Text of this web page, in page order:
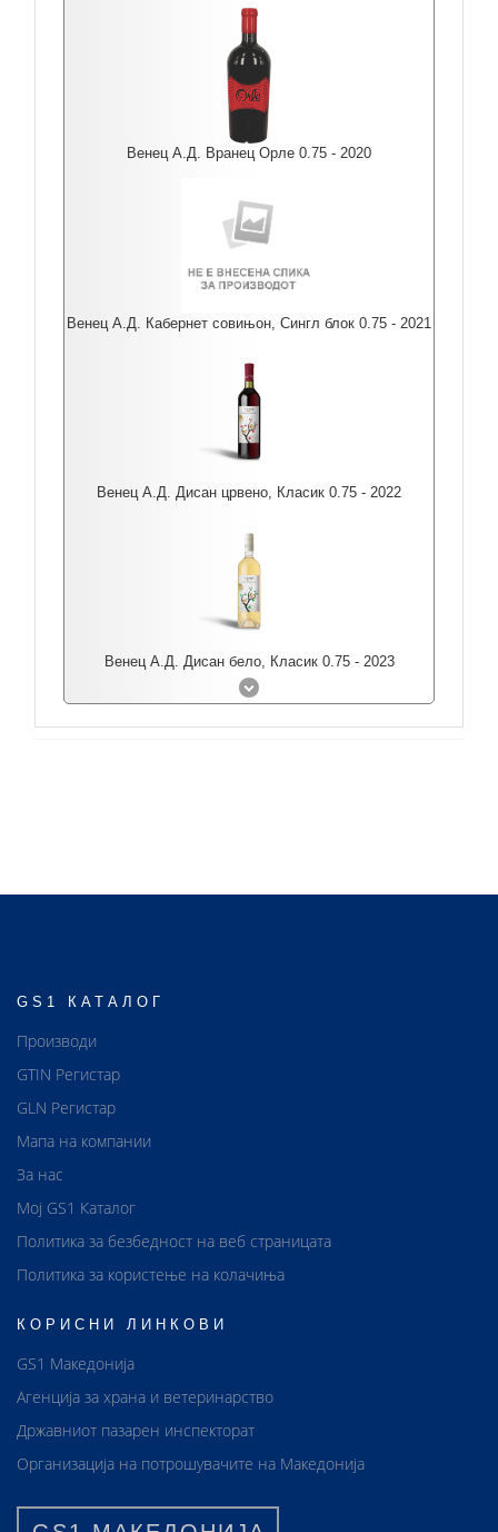
Венец А.Д. Вранец Орле 0.75 - 2020
Венец А.Д. Кабернет совињон, Сингл блок 0.75 - 2021
Венец А.Д. Дисан црвено, Класик 0.75 - 2022
Венец А.Д. Дисан бело, Класик 0.75 - 2023
GS1 КАТАЛОГ
Производи
GTIN Регистар
GLN Регистар
Мапа на компании
За нас
Мој GS1 Каталог
Политика за безбедност на веб страницата
Политика за користење на колачиња
КОРИСНИ ЛИНКОВИ
GS1 Македонија
Агенција за храна и ветеринарство
Државниот пазарен инспекторат
Организација на потрошувачите на Македонија